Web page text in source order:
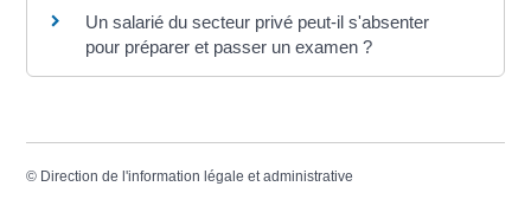
Un salarié du secteur privé peut-il s'absenter
pour préparer et passer un examen ?
© Direction de l'information légale et administrative